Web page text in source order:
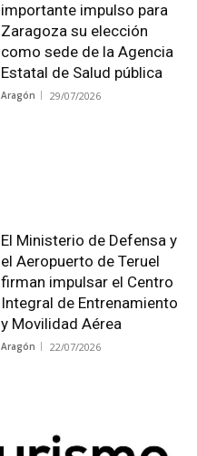
importante impulso para
Zaragoza su elección
como sede de la Agencia
Estatal de Salud pública
Aragón 29/07/2026
El Ministerio de Defensa y
el Aeropuerto de Teruel
firman impulsar el Centro
Integral de Entrenamiento
y Movilidad Aérea
Aragón 22/07/2026